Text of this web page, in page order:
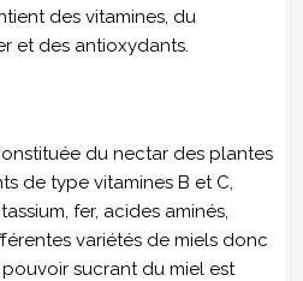
des vitamines, du
et des antioxydants.
du nectar des plantes
de type vitamines B et C,
fer, acides aminés,
variétés de miels donc
sucrant du miel est